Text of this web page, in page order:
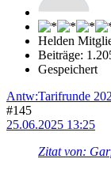
Helden
Beiträge:
Gespeichert
Antw:Tarifrunde
#145
25.06.2025 13:25
Zitat von: